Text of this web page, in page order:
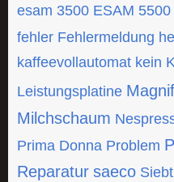
esam 3500 ESAM 5500
fehler Fehlermeldung
kaffeevollautomat kein
Leistungsplatine
Milchschaum
Prima Donna Problem
Reparatur saeco